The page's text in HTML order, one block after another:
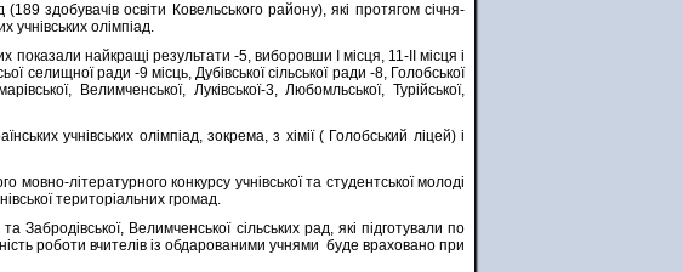
здобувачів освіти Ковельського району), які протягом січня-
учнівських олімпіад.
показали найкращі результати -5, виборовши І місця, 11-ІІ місця і
селищної ради -9 місць, Дубівської сільської ради -8, Голобської
Велимченської, Луківської-3, Любомльської, Турійської,
учнівських олімпіад, зокрема, з хімії ( Голобський ліцей) і
літературного конкурсу учнівської та студентської молоді
територіальних громад.
Велимченської сільських рад, які підготували по
роботи вчителів із обдарованими учнями буде враховано при